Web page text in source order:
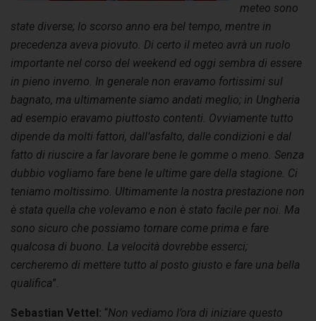
meteo sono
state diverse; lo scorso anno era bel tempo, mentre in
precedenza aveva piovuto. Di certo il meteo avrà un ruolo
importante nel corso del weekend ed oggi sembra di essere
in pieno inverno. In generale non eravamo fortissimi sul
bagnato, ma ultimamente siamo andati meglio; in Ungheria
ad esempio eravamo piuttosto contenti. Ovviamente tutto
dipende da molti fattori, dall’asfalto, dalle condizioni e dal
fatto di riuscire a far lavorare bene le gomme o meno. Senza
dubbio vogliamo fare bene le ultime gare della stagione. Ci
teniamo moltissimo. Ultimamente la nostra prestazione non
è stata quella che volevamo e non è stato facile per noi. Ma
sono sicuro che possiamo tornare come prima e fare
qualcosa di buono. La velocità dovrebbe esserci;
cercheremo di mettere tutto al posto giusto e fare una bella
qualifica”.
Sebastian Vettel: “Non vediamo l’ora di iniziare questo